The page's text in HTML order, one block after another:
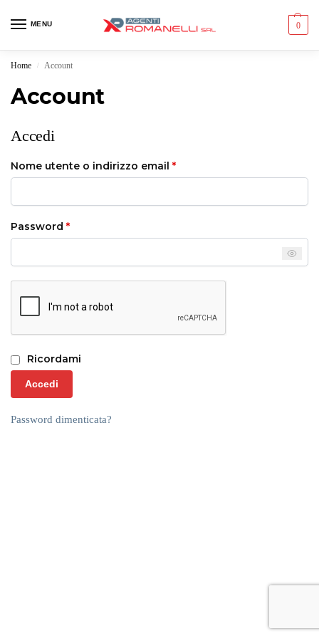
MENU 0
Home / Account
Account
Accedi
Nome utente o indirizzo email *
Password *
Ricordami
Accedi
Password dimenticata?